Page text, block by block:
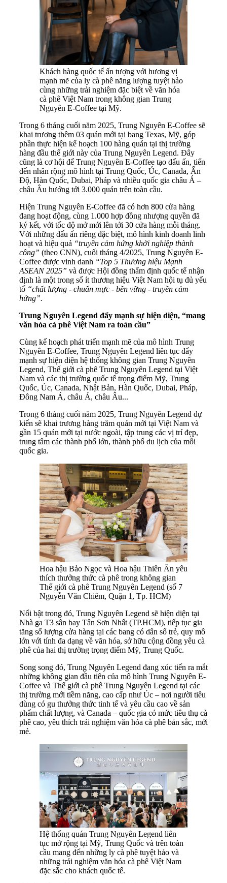
Khách hàng quốc tế ấn tượng với hương vị
mạnh mẽ của ly cà phê năng lượng tuyệt hảo
cùng những trải nghiệm đặc biệt về văn hóa
cà phê Việt Nam trong không gian Trung
Nguyên E-Coffee tại Mỹ.
Trong 6 tháng cuối năm 2025, Trung Nguyên E-Coffee sẽ
khai trương thêm 03 quán mới tại bang Texas, Mỹ, góp
phần thực hiện kế hoạch 100 hàng quán tại thị trường
hàng đầu thế giới này của Trung Nguyên Legend. Đây
cũng là cơ hội để Trung Nguyên E-Coffee tạo dấu ấn, tiến
đến nhân rộng mô hình tại Trung Quốc, Úc, Canada, Ấn
Độ, Hàn Quốc, Dubai, Pháp và nhiều quốc gia châu Á –
châu Âu hướng tới 3.000 quán trên toàn cầu.
Hiện Trung Nguyên E-Coffee đã có hơn 800 cửa hàng
đang hoạt động, cùng 1.000 hợp đồng nhượng quyền đã
ký kết, với tốc độ mở mới lên tới 30 cửa hàng mỗi tháng.
Với những dấu ấn riêng đặc biệt, mô hình kinh doanh linh
hoạt và hiệu quả “truyền cảm hứng khởi nghiệp thành
công” (theo CNN), cuối tháng 4/2025, Trung Nguyên E-
Coffee được vinh danh “Top 5 Thương hiệu Mạnh
ASEAN 2025” và được Hội đồng thẩm định quốc tế nhận
định là một trong số ít thương hiệu Việt Nam hội tụ đủ yếu
tố “chất lượng - chuẩn mực - bền vững - truyền cảm
hứng”.
Trung Nguyên Legend đẩy mạnh sự hiện diện, “mang
văn hóa cà phê Việt Nam ra toàn cầu”
Cùng kế hoạch phát triển mạnh mẽ của mô hình Trung
Nguyên E-Coffee, Trung Nguyên Legend liên tục đẩy
mạnh sự hiện diện hệ thống không gian Trung Nguyên
Legend, Thế giới cà phê Trung Nguyên Legend tại Việt
Nam và các thị trường quốc tế trọng điểm Mỹ, Trung
Quốc, Úc, Canada, Nhật Bản, Hàn Quốc, Dubai, Pháp,
Đông Nam Á, châu Á, châu Âu...
Trong 6 tháng cuối năm 2025, Trung Nguyên Legend dự
kiến sẽ khai trương hàng trăm quán mới tại Việt Nam và
gần 15 quán mới tại nước ngoài, tập trung các vị trí đẹp,
trung tâm các thành phố lớn, thành phố du lịch của mỗi
quốc gia.
Hoa hậu Bảo Ngọc và Hoa hậu Thiên Ân yêu
thích thưởng thức cà phê trong không gian
Thế giới cà phê Trung Nguyên Legend (số 7
Nguyễn Văn Chiêm, Quận 1, Tp. HCM)
Nổi bật trong đó, Trung Nguyên Legend sẽ hiện diện tại
Nhà ga T3 sân bay Tân Sơn Nhất (TP.HCM), tiếp tục gia
tăng số lượng cửa hàng tại các bang có dân số trẻ, quy mô
lớn với tính đa dạng về văn hóa, sở hữu cộng đồng yêu cà
phê của hai thị trường trọng điểm Mỹ, Trung Quốc.
Song song đó, Trung Nguyên Legend đang xúc tiến ra mắt
những không gian đầu tiên của mô hình Trung Nguyên E-
Coffee và Thế giới cà phê Trung Nguyên Legend tại các
thị trường mới tiềm năng, cao cấp như Úc – nơi người tiêu
dùng có gu thưởng thức tinh tế và yêu cầu cao về sản
phẩm chất lượng, và Canada – quốc gia có mức tiêu thụ cà
phê cao, yêu thích trải nghiệm văn hóa cà phê bản sắc, mới
mẻ.
Hệ thống quán Trung Nguyên Legend liên
tục mở rộng tại Mỹ, Trung Quốc và trên toàn
cầu mang đến những ly cà phê tuyệt hảo và
những trải nghiệm văn hóa cà phê Việt Nam
đặc sắc cho khách quốc tế.